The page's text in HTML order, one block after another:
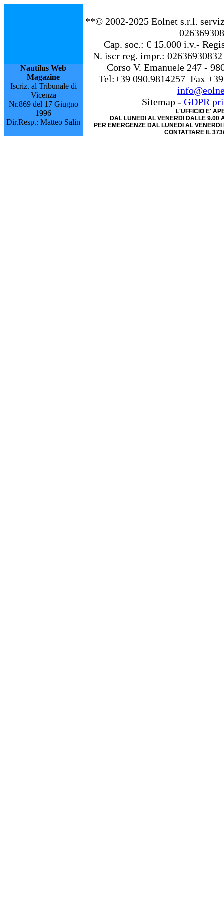
Nautilus Web
Magazine
Iscriz. al Tribunale di
Vicenza
Nr.869 del 17 Giugno
1996
Dir.Resp.: Matteo Salin
**© 2002-2025 Eolnet s.r.l.
Cap. soc.: € 15.000 i.v.-
N. iscr reg. impr.:
Corso V. Emanuele 247 -
Tel:+39 090.9814257 Fax
Sitemap - GDPR p
L'UFFICIO E'
DAL LUNEDI AL VENERDI DALLE 9.00
PER EMERGENZE DAL LUNEDI AL
CONTATTARE IL